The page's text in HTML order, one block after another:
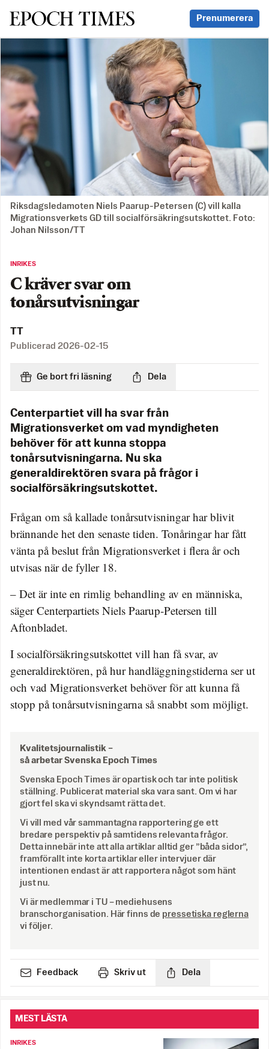
Svenska Epoch Times Prenumerera
Riksdagsledamoten Niels Paarup-Petersen (C) vill kalla
Migrationsverkets GD till socialförsäkringsutskottet. Foto:
Johan Nilsson/TT
INRIKES
C kräver svar om
tonårsutvisningar
TT
Publicerad 2026-02-15
Ge bort fri läsning Dela
Centerpartiet vill ha svar från
Migrationsverket om vad myndigheten
behöver för att kunna stoppa
tonårsutvisningarna. Nu ska
generaldirektören svara på frågor i
socialförsäkringsutskottet.
Frågan om så kallade tonårsutvisningar har blivit
brännande het den senaste tiden. Tonåringar har fått
vänta på beslut från Migrationsverket i flera år och
utvisas när de fyller 18.
– Det är inte en rimlig behandling av en människa,
säger Centerpartiets Niels Paarup-Petersen till
Aftonbladet.
I socialförsäkringsutskottet vill han få svar, av
generaldirektören, på hur handläggningstiderna ser ut
och vad Migrationsverket behöver för att kunna få
stopp på tonårsutvisningarna så snabbt som möjligt.
Kvalitetsjournalistik –
så arbetar Svenska Epoch Times
Svenska Epoch Times är opartisk och tar inte politisk
ställning. Publicerat material ska vara sant. Om vi har
gjort fel ska vi skyndsamt rätta det.
Vi vill med vår sammantagna rapportering ge ett
bredare perspektiv på samtidens relevanta frågor.
Detta innebär inte att alla artiklar alltid ger ”båda sidor”,
framförallt inte korta artiklar eller intervjuer där
intentionen endast är att rapportera något som hänt
just nu.
Vi är medlemmar i TU – mediehusens
branschorganisation. Här finns de pressetiska reglerna
vi följer.
Feedback Skriv ut Dela
MEST LÄSTA
INRIKES